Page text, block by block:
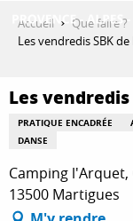
QUE
Accueil Que faire ?
Les vendredis SBK
Les
PRATIQUE ENCADRÉE
DANSE
Camping l'Arquet,
13500 Martigues